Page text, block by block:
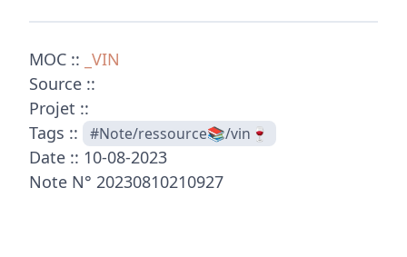
MOC :: _VIN
Source ::
Projet ::
Tags ::
#Note/ressource📚/vin🍷
Date :: 10-08-2023
Note N° 20230810210927